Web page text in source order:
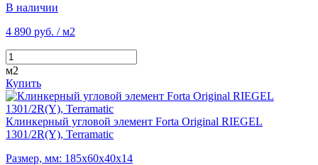
В наличии
4 890 руб. / м2
м2
Купить
Клинкерный угловой элемент Forta Original RIEGEL
1301/2R(Y), Terramatic
Размер, мм: 185х60х40х14